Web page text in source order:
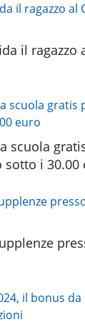
il ragazzo
scuola
i 30.00